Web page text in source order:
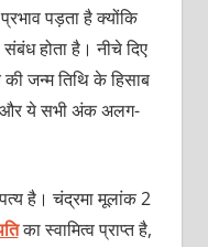
पड़ता है क्योंकि
होता है। नीचे दिए
जन्म तिथि के हिसाब
और ये सभी अंक अलग-
है। चंद्रमा मूलांक 2
का स्वामित्व प्राप्त है,